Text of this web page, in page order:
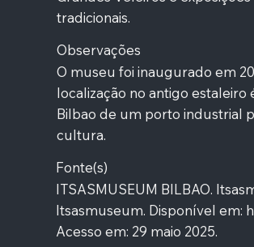
tradicionais.
Observações
O museu foi inaugurado em
localização no antigo
Bilbao de um porto industrial
cultura.
Fonte(s)
ITSASMUSEUM BILBAO.
Itsasmuseum. Disponível em:
Acesso em: 29 maio 2025.